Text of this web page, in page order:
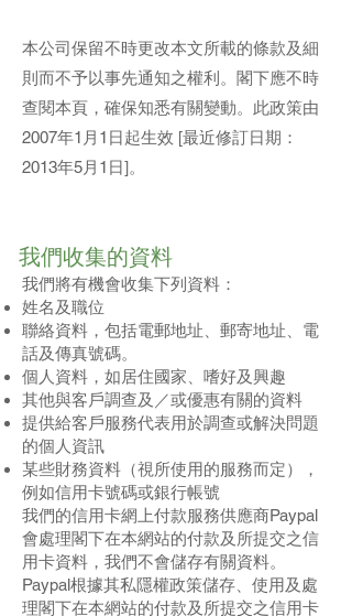
本公司保留不時更改本文所載的條款及細
則而不予以事先通知之權利。閣下應不時
查閱本頁，確保知悉有關變動。此政策由
2007年1月1日起生效 [最近修訂日期：
2013年5月1日]。
我們收集的資料
我們將有機會收集下列資料：
姓名及職位
聯絡資料，包括電郵地址、郵寄地址、電
話及傳真號碼。
個人資料，如居住國家、嗜好及興趣
其他與客戶調查及／或優惠有關的資料
提供給客戶服務代表用於調查或解決問題
的個人資訊
某些財務資料（視所使用的服務而定），
例如信用卡號碼或銀行帳號
我們的信用卡網上付款服務供應商Paypal
會處理閣下在本網站的付款及所提交之信
用卡資料，我們不會儲存有關資料。
Paypal根據其私隱權政策儲存、使用及處
理閣下在本網站的付款及所提交之信用卡